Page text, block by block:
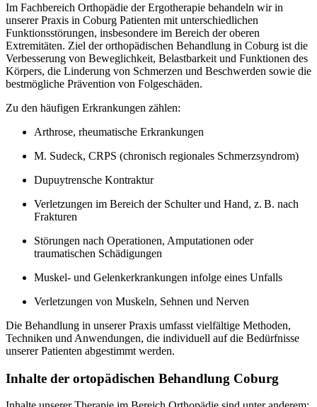
Im Fachbereich Orthopädie der Ergotherapie behandeln wir in
unserer Praxis in Coburg Patienten mit unterschiedlichen
Funktionsstörungen, insbesondere im Bereich der oberen
Extremitäten. Ziel der orthopädischen Behandlung in Coburg ist die
Verbesserung von Beweglichkeit, Belastbarkeit und Funktionen des
Körpers, die Linderung von Schmerzen und Beschwerden sowie die
bestmögliche Prävention von Folgeschäden.
Zu den häufigen Erkrankungen zählen:
Arthrose, rheumatische Erkrankungen
M. Sudeck, CRPS (chronisch regionales Schmerzsyndrom)
Dupuytrensche Kontraktur
Verletzungen im Bereich der Schulter und Hand, z. B. nach
Frakturen
Störungen nach Operationen, Amputationen oder
traumatischen Schädigungen
Muskel- und Gelenkerkrankungen infolge eines Unfalls
Verletzungen von Muskeln, Sehnen und Nerven
Die Behandlung in unserer Praxis umfasst vielfältige Methoden,
Techniken und Anwendungen, die individuell auf die Bedürfnisse
unserer Patienten abgestimmt werden.
Inhalte der ortopädischen Behandlung Coburg